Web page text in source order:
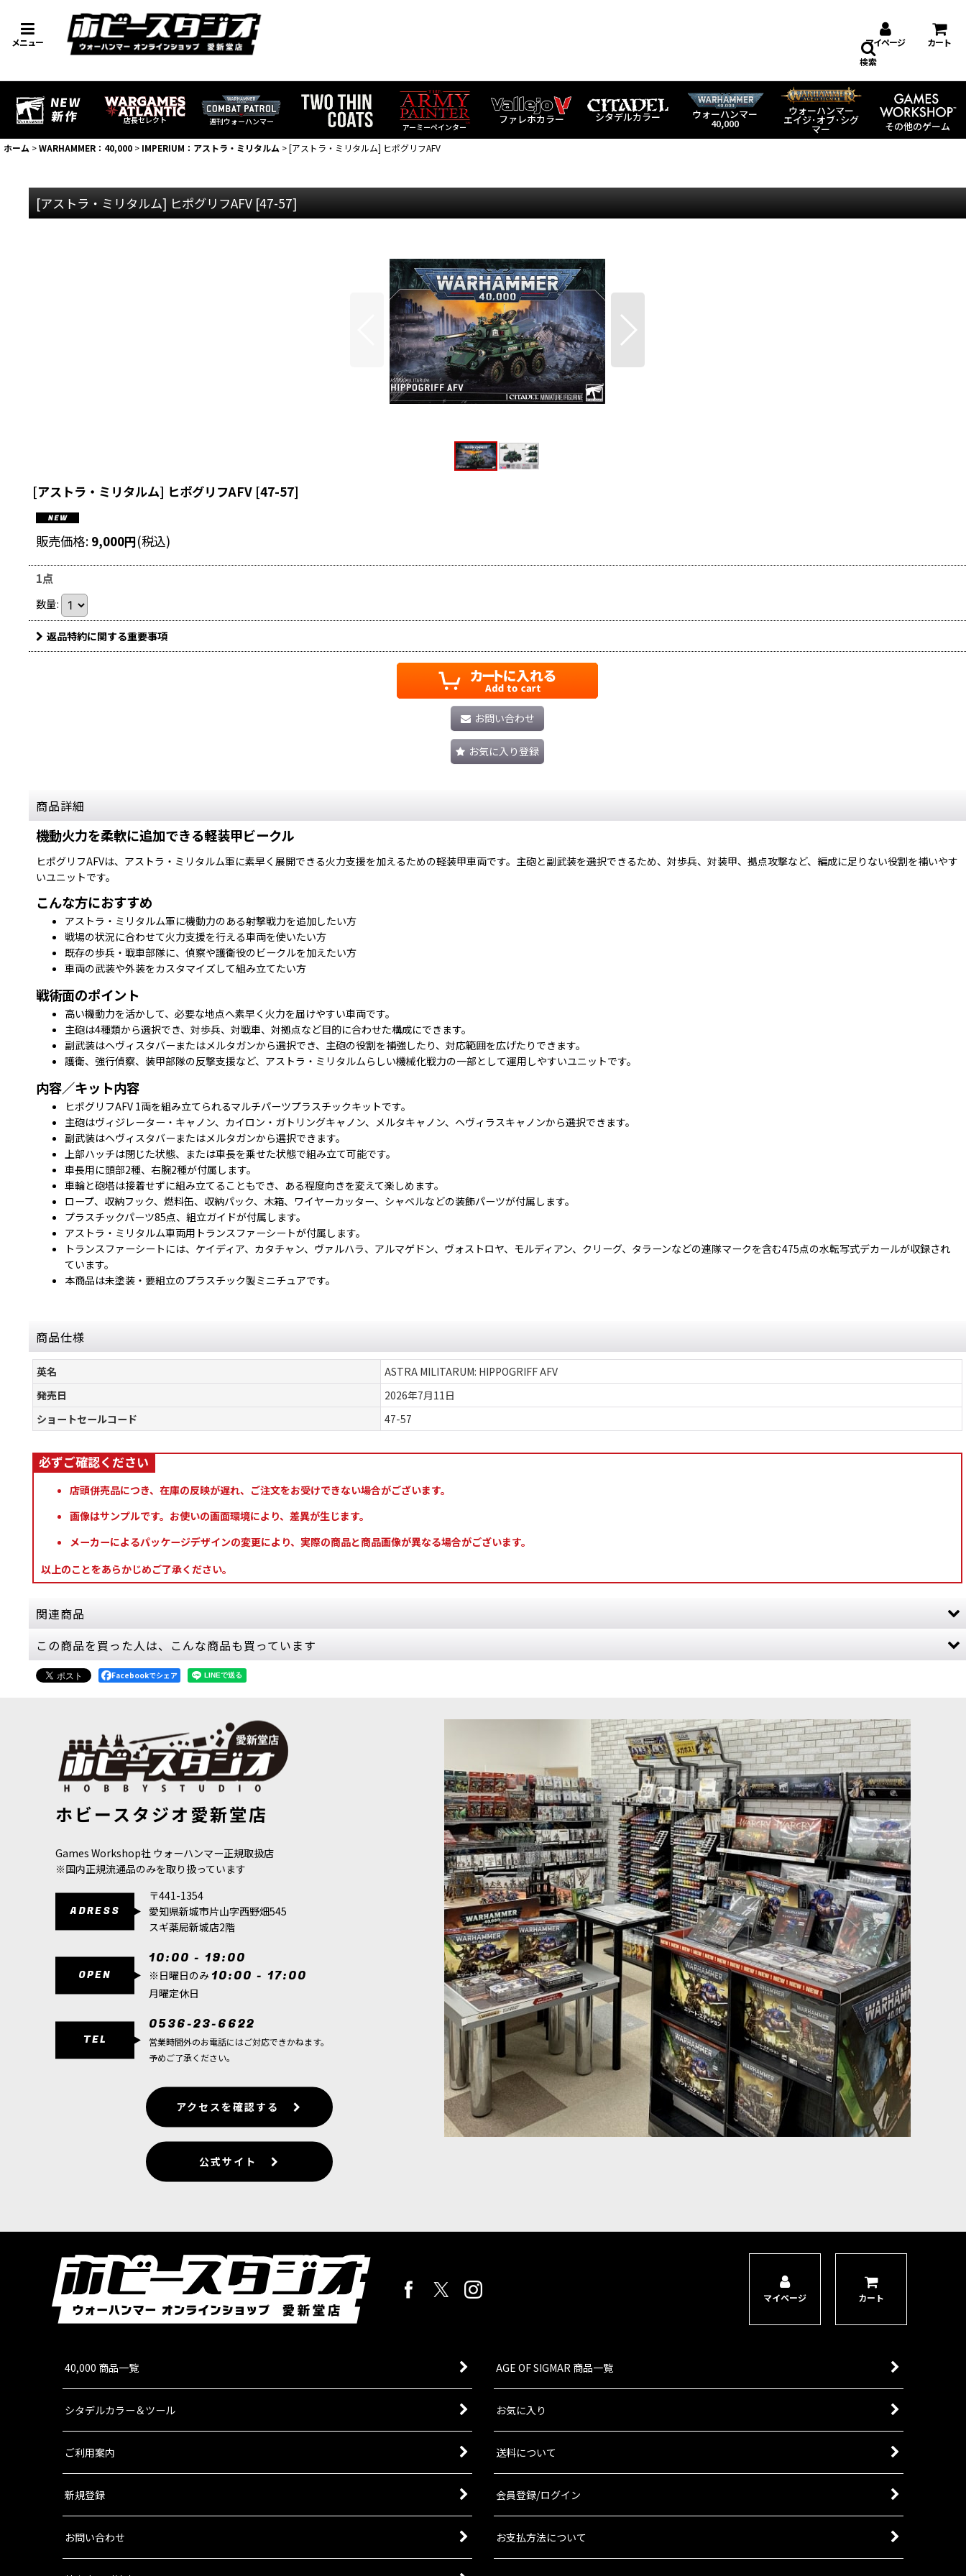
メニュー マイページ カート
店長セレクト 週刊ウォーハンマー
アーミーペインター
ファレホカラー シタデルカラー ウォーハンマー
40,000
ウォーハンマー
エイジ･オブ･シグ
マー その他のゲーム
検索
ホーム >WARHAMMER：40,000 > IMPERIUM：アストラ・ミリタルム >[アストラ・ミリタルム] ヒポグリフAFV
[アストラ・ミリタルム] ヒポグリフAFV [47-57]
[アストラ・ミリタルム] ヒポグリフAFV [47-57]
販売価格: 9,000円(税込)
1点
数量:
返品特約に関する重要事項
お問い合わせ
お気に入り登録
商品詳細
機動火力を柔軟に追加できる軽装甲ビークル
ヒポグリフAFVは、アストラ・ミリタルム軍に素早く展開できる火力支援を加えるための軽装甲車両です。主砲と副武装を選択できるため、対歩兵、対装甲、拠点攻撃など、編成に足りない役割を補いやす
いユニットです。
こんな方におすすめ
アストラ・ミリタルム軍に機動力のある射撃戦力を追加したい方
戦場の状況に合わせて火力支援を行える車両を使いたい方
既存の歩兵・戦車部隊に、偵察や護衛役のビークルを加えたい方
車両の武装や外装をカスタマイズして組み立てたい方
戦術面のポイント
高い機動力を活かして、必要な地点へ素早く火力を届けやすい車両です。
主砲は4種類から選択でき、対歩兵、対戦車、対拠点など目的に合わせた構成にできます。
副武装はヘヴィスタバーまたはメルタガンから選択でき、主砲の役割を補強したり、対応範囲を広げたりできます。
護衛、強行偵察、装甲部隊の反撃支援など、アストラ・ミリタルムらしい機械化戦力の一部として運用しやすいユニットです。
内容／キット内容
ヒポグリフAFV 1両を組み立てられるマルチパーツプラスチックキットです。
主砲はヴィジレーター・キャノン、カイロン・ガトリングキャノン、メルタキャノン、ヘヴィラスキャノンから選択できます。
副武装はヘヴィスタバーまたはメルタガンから選択できます。
上部ハッチは閉じた状態、または車長を乗せた状態で組み立て可能です。
車長用に頭部2種、右腕2種が付属します。
車輪と砲塔は接着せずに組み立てることもでき、ある程度向きを変えて楽しめます。
ロープ、収納フック、燃料缶、収納パック、木箱、ワイヤーカッター、シャベルなどの装飾パーツが付属します。
プラスチックパーツ85点、組立ガイドが付属します。
アストラ・ミリタルム車両用トランスファーシートが付属します。
トランスファーシートには、ケイディア、カタチャン、ヴァルハラ、アルマゲドン、ヴォストロヤ、モルディアン、クリーグ、タラーンなどの連隊マークを含む475点の水転写式デカールが収録され
ています。
本商品は未塗装・要組立のプラスチック製ミニチュアです。
商品仕様
英名
ASTRA MILITARUM: HIPPOGRIFF AFV
発売日
2026年7月11日
ショートセールコード
47-57
店頭併売品につき、在庫の反映が遅れ、ご注文をお受けできない場合がございます。
画像はサンプルです。お使いの画面環境により、差異が生じます。
メーカーによるパッケージデザインの変更により、実際の商品と商品画像が異なる場合がございます。
以上のことをあらかじめご了承ください。
関連商品
[バトルフォース] アストラ・ミリタルム小隊 [47-48
36,300円(税込)
拡張したい方にも使いやすい大…
[アストラ・ミリタルム] ケンタウロスRSV
9,900円 (税込)
前線への展開を支える高速輸送ビークル ケンタウロスRSVは、アストラ・ミリタルムの歩兵部隊を素早く前線へ運ぶための輸送車両です。重火力よりも移動と展開を重視した車両で、歩
[コデックス] アストラ・ミリタルム 日本語版
8,800円 (税込)
1点
ゲーム「ウォーハンマー40,000」アストラ・ミリタルムの勢力の背景設定、ミニチュア写真や最新版ゲームルールを収録するハードカバー版書籍（168ページ）。発売中の『アストラ・
[コンバットパトロール] アストラ・ミリタルム
24,100円 (税込)
ゲーム「ウォーハンマー40,000」アストラ・ミリタルムの勢力のコレクションにぴったりなシタデルミニチュア25体収録。本セット内ミニチュアだけで編成・プレイができるゲームモー
ド「コンバットパトロール」…
(税込)
ゲーム「ウォーハンマー40,000」アストラ・ミリタルムのHQユニット、スペシャルキャラクターとなるマルチパーツプラスチック製シタデルミニチュア1体。勢力に新たに加わるキャラ
クターで、頭部パーツのオプ…
[アストラ・ミリタルム] 政治将校ヤーリック 47-56
隊の先頭に立って兵を鼓舞する役…
[アストラ・ミリタルム] 政治将校グレイヴス[47-58]
14,500円(税込)
機動戦力に追従しながら指揮と火力を担う政治将校 政治将校グレイヴスを、専用のケンタウロスRSV「ヴィジランス」搭乗状態と徒歩状態の両方で収録したキャラクターキットです。機
動力のある部隊に指揮官を追…
[アストラ・ミリタルム] ミリタルム・テンペストゥス・サイオン
このキットでは、ホットショット・レーザーガンで武装した「ミリタルム・テンペストゥス・サイオン」５体を収録。オプションで、頭部17種類(マスク付き８体・ベレー帽付９体)、弾
薬ポーチ、ナイフ、手榴弾、水筒…
1点
ゲーム「ウォーハンマー40,000」アストラ・ミリタルムのトループユニットとなるマルチパーツプラスチック製シタデルミニチュア10体。ローンチボックスセット「アストラ・ミリタル
ム・アーミーセット」収録の…
この商品を買った人は、こんな商品も買っています
9,300円(税込)
[スピアヘッド] オシアーク・ボーンリーパー：カヴァロス
[アストラ・ミリタルム] ケンタウロスRSV[47-45]
9,900円(税込)
[スピアヘッド] マゴットキン・オヴ・ナーグル：黒死病
の胞群[70-838]
21,300円(税込)
Facebookでシェア
ホビースタジオ愛新堂店
Games Workshop社 ウォーハンマー正規取扱店
※国内正規流通品のみを取り扱っています
ADRESS
〒441-1354
愛知県新城市片山字西野畑545
スギ薬局新城店2階
OPEN
10:00 - 19:00
※日曜日のみ 10:00 - 17:00
月曜定休日
TEL
0536-23-6622
営業時間外のお電話にはご対応できかねます。
予めご了承ください。
アクセスを確認する
公式サイト
マイページ カート
40,000 商品一覧 AGE OF SIGMAR 商品一覧
シタデルカラー＆ツール お気に入り
ご利用案内 送料について
新規登録 会員登録/ログイン
お問い合わせ お支払方法について